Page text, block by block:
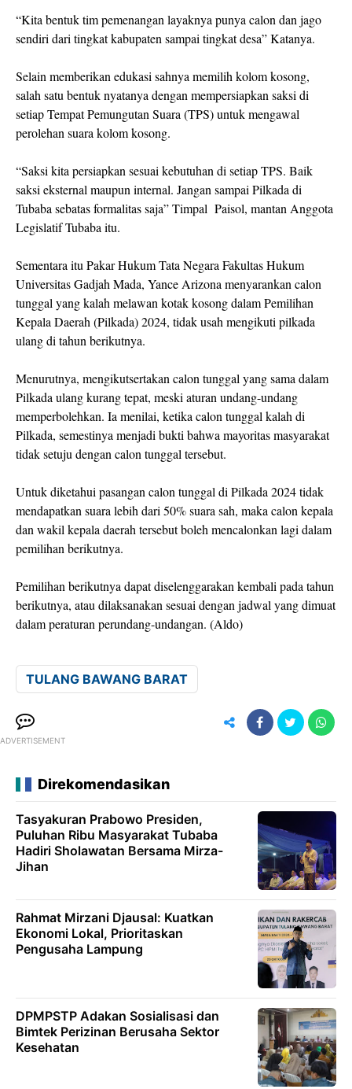
“Kita bentuk tim pemenangan layaknya punya calon dan jago
sendiri dari tingkat kabupaten sampai tingkat desa” Katanya.
Selain memberikan edukasi sahnya memilih kolom kosong,
salah satu bentuk nyatanya dengan mempersiapkan saksi di
setiap Tempat Pemungutan Suara (TPS) untuk mengawal
perolehan suara kolom kosong.
“Saksi kita persiapkan sesuai kebutuhan di setiap TPS. Baik
saksi eksternal maupun internal. Jangan sampai Pilkada di
Tubaba sebatas formalitas saja” Timpal Paisol, mantan Anggota
Legislatif Tubaba itu.
Sementara itu Pakar Hukum Tata Negara Fakultas Hukum
Universitas Gadjah Mada, Yance Arizona menyarankan calon
tunggal yang kalah melawan kotak kosong dalam Pemilihan
Kepala Daerah (Pilkada) 2024, tidak usah mengikuti pilkada
ulang di tahun berikutnya.
Menurutnya, mengikutsertakan calon tunggal yang sama dalam
Pilkada ulang kurang tepat, meski aturan undang-undang
memperbolehkan. Ia menilai, ketika calon tunggal kalah di
Pilkada, semestinya menjadi bukti bahwa mayoritas masyarakat
tidak setuju dengan calon tunggal tersebut.
Untuk diketahui pasangan calon tunggal di Pilkada 2024 tidak
mendapatkan suara lebih dari 50% suara sah, maka calon kepala
dan wakil kepala daerah tersebut boleh mencalonkan lagi dalam
pemilihan berikutnya.
Pemilihan berikutnya dapat diselenggarakan kembali pada tahun
berikutnya, atau dilaksanakan sesuai dengan jadwal yang dimuat
dalam peraturan perundang-undangan. (Aldo)
TULANG BAWANG BARAT
ADVERTISEMENT
Direkomendasikan
Tasyakuran Prabowo Presiden,
Puluhan Ribu Masyarakat Tubaba
Hadiri Sholawatan Bersama Mirza-
Jihan
Rahmat Mirzani Djausal: Kuatkan
Ekonomi Lokal, Prioritaskan
Pengusaha Lampung
DPMPSTP Adakan Sosialisasi dan
Bimtek Perizinan Berusaha Sektor
Kesehatan